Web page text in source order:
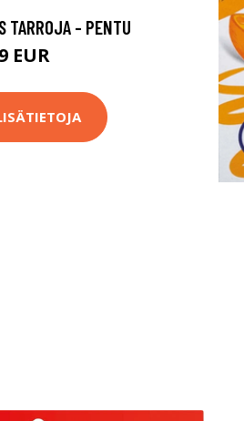
TARROJA - PENTU
EUR